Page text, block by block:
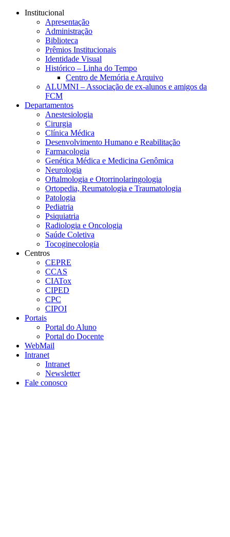
Conteúdo principal
Institucional
Apresentação
Administração
Biblioteca
Prêmios Institucionais
Identidade Visual
Histórico – Linha do Tempo
Centro de Memória e Arquivo
ALUMNI – Associação de ex-alunos e amigos da
FCM
Departamentos
Anestesiologia
Cirurgia
Clínica Médica
Desenvolvimento Humano e Reabilitação
Farmacologia
Genética Médica e Medicina Genômica
Neurologia
Oftalmologia e Otorrinolaringologia
Ortopedia, Reumatologia e Traumatologia
Patologia
Pediatria
Psiquiatria
Radiologia e Oncologia
Saúde Coletiva
Tocoginecologia
Centros
CEPRE
CCAS
CIATox
CIPED
CPC
CIPOI
Portais
Portal do Aluno
Portal do Docente
WebMail
Intranet
Intranet
Newsletter
Fale conosco